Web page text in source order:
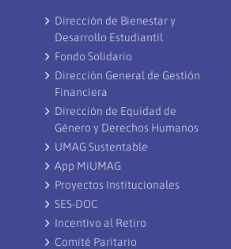
Dirección de Bienestar y
Desarrollo Estudiantil
Fondo Solidario
Dirección General de Gestión
Financiera
Dirección de Equidad de
Género y Derechos Humanos
UMAG Sustentable
App MiUMAG
Proyectos Institucionales
SES-DOC
Incentivo al Retiro
Comité Paritario